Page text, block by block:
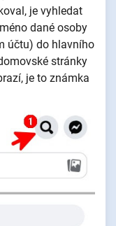
je vyhledat
dané osoby
účtu) do hlavního
stránky
je to známka